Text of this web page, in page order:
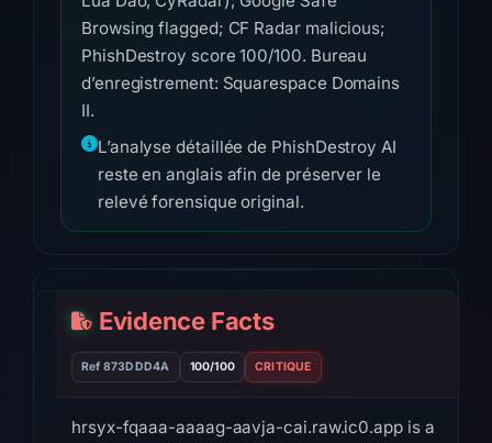
Browsing flagged; CF Radar malicious;
PhishDestroy score 100/100. Bureau
d’enregistrement: Squarespace Domains
II.
L’analyse détaillée de PhishDestroy AI
reste en anglais afin de préserver le
relevé forensique original.
Evidence Facts
Ref 873DDD4A 100/100 CRITIQUE
hrsyx-fqaaa-aaaag-aavja-cai.raw.ic0.app is a